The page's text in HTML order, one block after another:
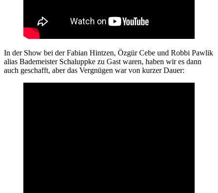
In der Show bei der Fabian Hintzen, Özgür Cebe und Robbi Pawlik
alias Bademeister Schaluppke zu Gast waren, haben wir es dann
auch geschafft, aber das Vergnügen war von kurzer Dauer: